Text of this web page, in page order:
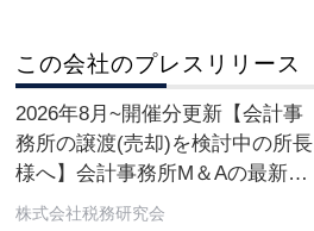
この会社のプレスリリース
2026年8月~開催分更新【会計事
務所の譲渡(売却)を検討中の所長
様へ】会計事務所M＆Aの最新動
向をお伝えする無料個別勉強会
株式会社税務研究会